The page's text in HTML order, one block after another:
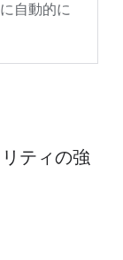
自動的に
ティの強